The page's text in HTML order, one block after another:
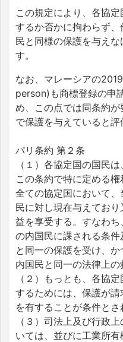
この規定により、各協
するか否かに拘わらず
民と同様の保護を与え
す。
なお、マレーシアの
person)も商標登録の申
め、この点では同条約
で保護を与えていると評
パリ条約 第２条
（１）各協定国の国民
この条約で特に定める
全ての協定国において
民に対し現在与えてお
益を享受する。すなわ
の内国民に課される条
と同一の保護を受け、
内国民と同一の法律上の
（２）もっとも、各協
するためには、保護が
を有することが条件とさ
（３）司法上及び行政
いては、並びに工業所